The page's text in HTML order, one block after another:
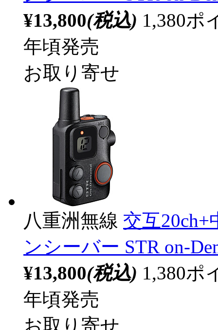
¥13,800(税込) 1,380ポ
年頃発売
お取り寄せ
八重洲無線 交互20ch+
ンシーバー STR on-
¥13,800(税込) 1,380ポ
年頃発売
お取り寄せ